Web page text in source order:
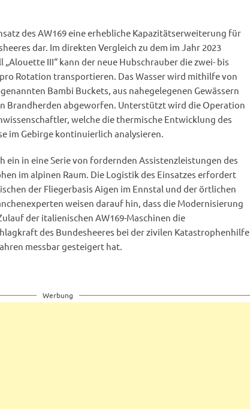
des AW169 eine erhebliche Kapazitätserweiterung für
dar. Im direkten Vergleich zu dem im Jahr 2023
III“ kann der neue Hubschrauber die zwei- bis
Rotation transportieren. Das Wasser wird mithilfe von
Bambi Buckets, aus nahegelegenen Gewässern
Brandherden abgeworfen. Unterstützt wird die Operation
welche die thermische Entwicklung des
im Gebirge kontinuierlich analysieren.
ein in eine Serie von fordernden Assistenzleistungen des
im alpinen Raum. Die Logistik des Einsatzes erfordert
der Fliegerbasis Aigen im Ennstal und der örtlichen
weisen darauf hin, dass die Modernisierung
der italienischen AW169-Maschinen die
des Bundesheeres bei der zivilen Katastrophenhilfe
messbar gesteigert hat.
Werbung